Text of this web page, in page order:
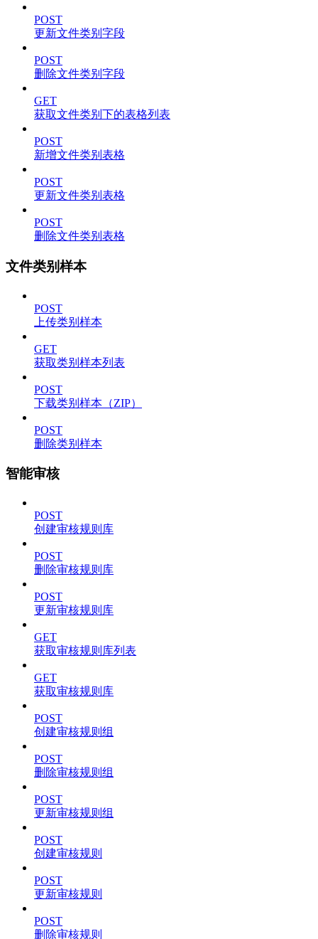
POST
更新文件类别字段
POST
删除文件类别字段
GET
获取文件类别下的表格列表
POST
新增文件类别表格
POST
更新文件类别表格
POST
删除文件类别表格
文件类别样本
POST
上传类别样本
GET
获取类别样本列表
POST
下载类别样本（ZIP）
POST
删除类别样本
智能审核
POST
创建审核规则库
POST
删除审核规则库
POST
更新审核规则库
GET
获取审核规则库列表
GET
获取审核规则库
POST
创建审核规则组
POST
删除审核规则组
POST
更新审核规则组
POST
创建审核规则
POST
更新审核规则
POST
删除审核规则